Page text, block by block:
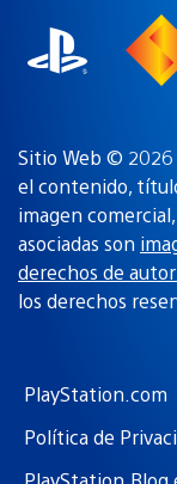
Sitio Web ©
el contenido,
imagen
asociadas son
derechos de
los derechos
PlayStation.com
Política de